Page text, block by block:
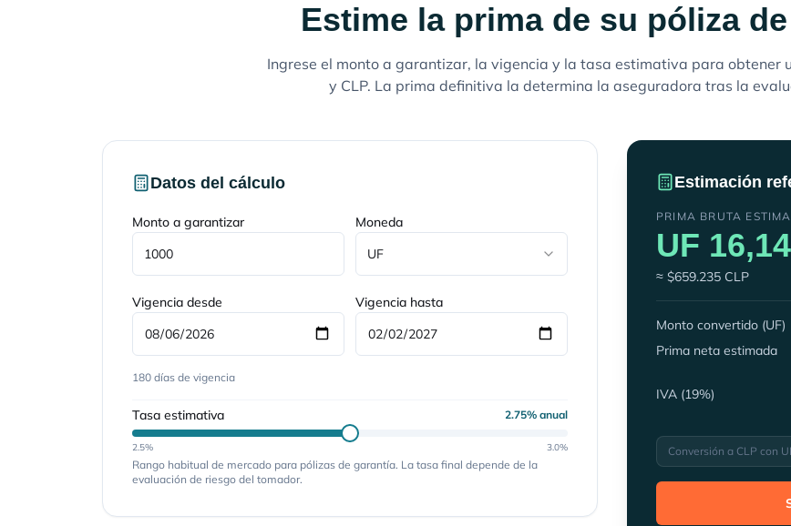
Estime la prima de su póliza
Ingrese el monto a garantizar, la vigencia y la tasa estimativa para obtener
y CLP. La prima definitiva la determina la aseguradora tras la
Datos del cálculo
Monto a garantizar
Moneda
UF
Vigencia desde Vigencia hasta
180 días de vigencia
Tasa estimativa 2.75% anual
2.5% 3.0%
Rango habitual de mercado para pólizas de garantía. La tasa final depende de la
evaluación de riesgo del tomador.
Estimación
PRIMA BRUTA
UF 16,14
≈ $659.235 CLP
Monto convertido (UF)
Prima neta estimada
IVA (19%)
Conversión a CLP con